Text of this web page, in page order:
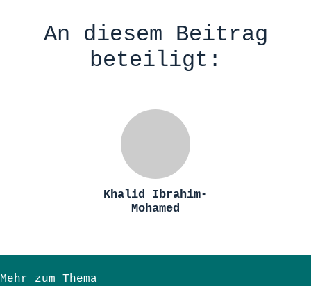
An diesem Beitrag
beteiligt:
Khalid Ibrahim-
Mohamed
Mehr zum Thema